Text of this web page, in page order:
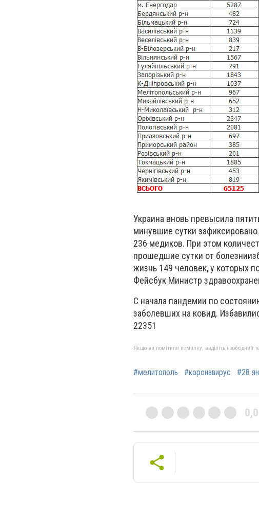
Украина вновь превысила
минувшие сутки
236 медиков. При этом
прошедшие сутки от
жизнь 149 человек, у которых
Фейсбук Министр
С начала пандемии по
заболевших на ковид.
22351
Якщо ви помітили помилку, виділіть необхідний
#мелитополь #коронавирус #28
0,0